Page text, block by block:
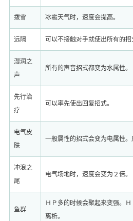
拨雪 冰雹天气时，速度会提高。
远隔 可以不接触对手就使出所有的招
湿润之
声
所有的声音招式都变为水属性。
先行治
疗
可以率先使出回复招式。
电气皮
肤
一般属性的招式会变为电属性。
冲浪之
尾
电气场地时，速度会变为２倍。
鱼群
ＨＰ多的时候会聚起来变强。
离析。